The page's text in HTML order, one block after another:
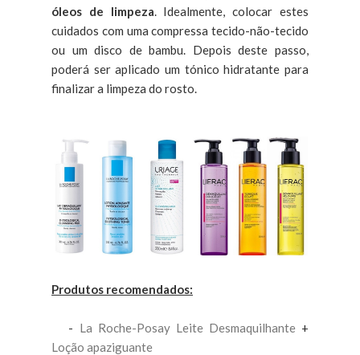
óleos de limpeza. Idealmente, colocar estes
cuidados com uma compressa tecido-não-tecido
ou um disco de bambu. Depois deste passo,
poderá ser aplicado um tónico hidratante para
finalizar a limpeza do rosto.
Produtos recomendados:
- La Roche-Posay Leite Desmaquilhante+
Loção apaziguante